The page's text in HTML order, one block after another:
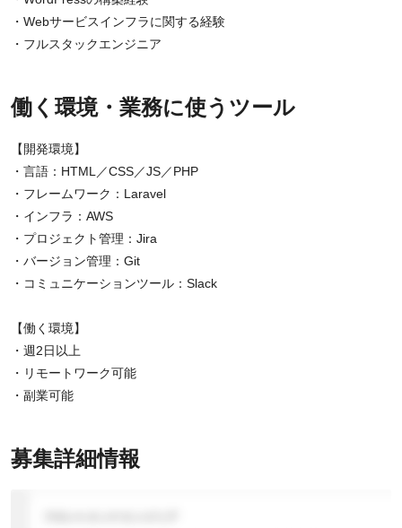
・Webサービスインフラに関する経験
・フルスタックエンジニア
働く環境・業務に使うツール
【開発環境】
・言語：HTML／CSS／JS／PHP
・フレームワーク：Laravel
・インフラ：AWS
・プロジェクト管理：Jira
・バージョン管理：Git
・コミュニケーションツール：Slack
【働く環境】
・週2日以上
・リモートワーク可能
・副業可能
募集詳細情報